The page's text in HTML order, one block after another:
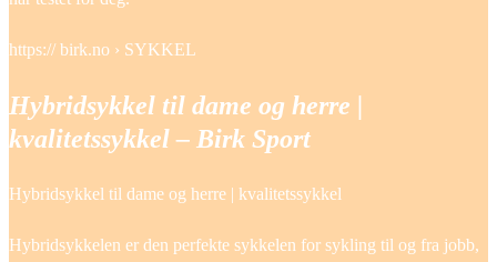
https:// birk.no › SYKKEL
Hybridsykkel til dame og herre |
kvalitetssykkel – Birk Sport
Hybridsykkel til dame og herre | kvalitetssykkel
Hybridsykkelen er den perfekte sykkelen for sykling til og fra jobb,